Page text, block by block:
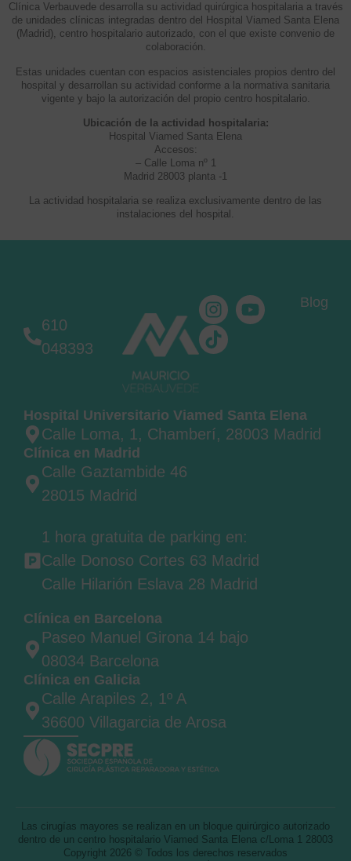
Clínica Verbauvede desarrolla su actividad quirúrgica hospitalaria a través
de unidades clínicas integradas dentro del Hospital Viamed Santa Elena
(Madrid), centro hospitalario autorizado, con el que existe convenio de
colaboración.
Estas unidades cuentan con espacios asistenciales propios dentro del
hospital y desarrollan su actividad conforme a la normativa sanitaria
vigente y bajo la autorización del propio centro hospitalario.
Ubicación de la actividad hospitalaria:
Hospital Viamed Santa Elena
Accesos:
– Calle Loma nº 1
Madrid 28003 planta -1
La actividad hospitalaria se realiza exclusivamente dentro de las
instalaciones del hospital.
610
048393
Blog
Hospital Universitario Viamed Santa Elena
Calle Loma, 1, Chamberí, 28003 Madrid
Clínica en Madrid
Calle Gaztambide 46
28015 Madrid
1 hora gratuita de parking en:
Calle Donoso Cortes 63 Madrid
Calle Hilarión Eslava 28 Madrid
Clínica en Barcelona
Paseo Manuel Girona 14 bajo
08034 Barcelona
Clínica en Galicia
Calle Arapiles 2, 1º A
36600 Villagarcia de Arosa
Las cirugías mayores se realizan en un bloque quirúrgico autorizado
dentro de un centro hospitalario Viamed Santa Elena c/Loma 1 28003
Copyright 2026 © Todos los derechos reservados